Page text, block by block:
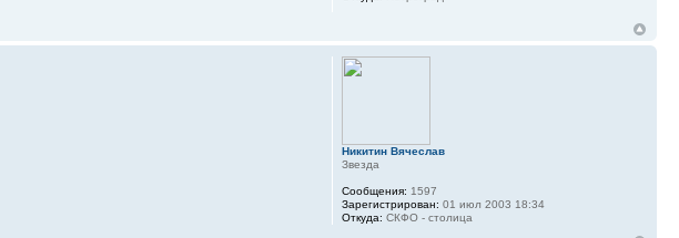
Никитин Вячеслав
Звезда
Сообщения: 1597
Зарегистрирован: 01 июл 2003 18:34
Откуда: СКФО - столица